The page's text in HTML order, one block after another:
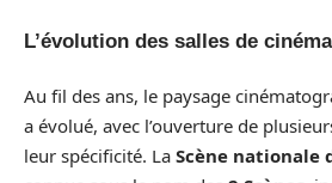
L’évolution des salles de
Au fil des ans, le paysage
a évolué, avec l’ouverture de
leur spécificité. La Scène nationale